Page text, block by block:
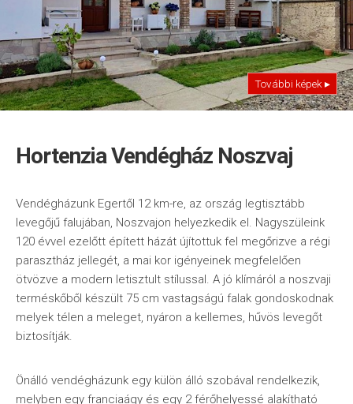
További képek ▸
Hortenzia Vendégház Noszvaj
Vendégházunk Egertől 12 km-re, az ország legtisztább
levegőjű falujában, Noszvajon helyezkedik el. Nagyszüleink
120 évvel ezelőtt épített házát újítottuk fel megőrizve a régi
parasztház jellegét, a mai kor igényeinek megfelelően
ötvözve a modern letisztult stílussal. A jó klímáról a noszvaji
terméskőből készült 75 cm vastagságú falak gondoskodnak
melyek télen a meleget, nyáron a kellemes, hűvös levegőt
biztosítják.
Önálló vendégházunk egy külön álló szobával rendelkezik,
melyben egy franciaágy és egy 2 férőhelyessé alakítható